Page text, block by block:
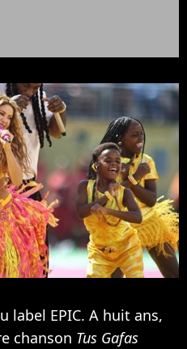
label EPIC. A huit ans,
chanson Tus Gafas